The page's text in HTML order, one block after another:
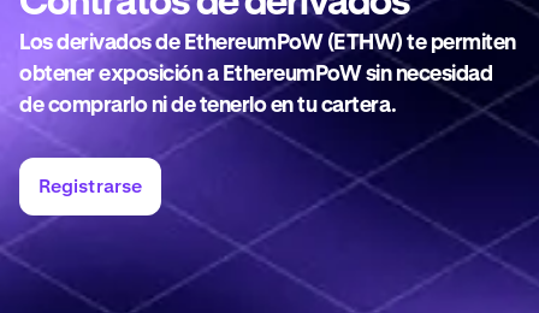
Los derivados de EthereumPoW (ETHW) te permiten
obtener exposición a EthereumPoW sin necesidad
de comprarlo ni de tenerlo en tu cartera.
Registrarse